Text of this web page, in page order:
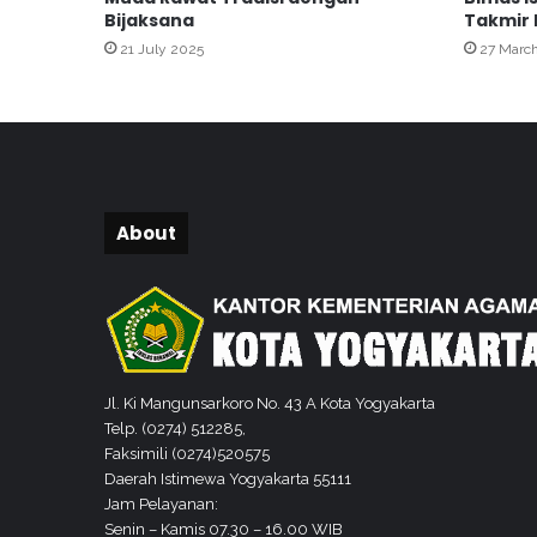
o
s
l
y
a
n
K
e
w
a
Bijaksana
21 July 2025
Takmir
27
About
Jl. Ki Mangunsarkoro No. 43 A Kota Yogyakarta
Telp. (0274) 512285,
Faksimili (0274)520575
Daerah Istimewa Yogyakarta 55111
Jam Pelayanan:
Senin – Kamis 07.30 – 16.00 WIB